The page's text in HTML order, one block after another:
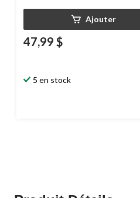
Ajouter
47,99 $
5 en stock